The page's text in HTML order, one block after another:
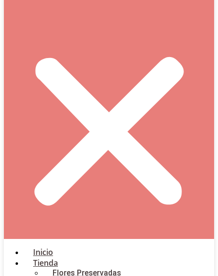
Inicio
Tienda
Flores Preservadas